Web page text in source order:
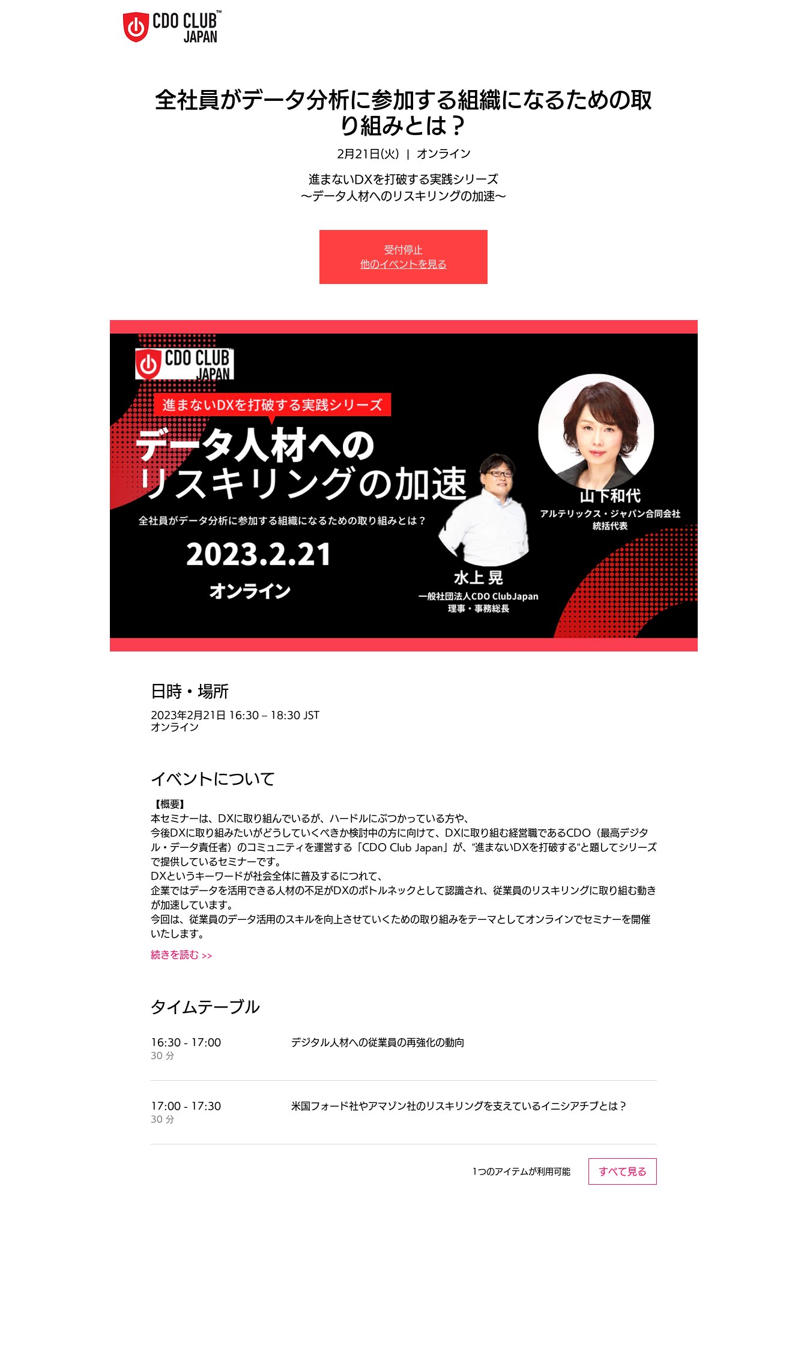
全社員がデータ分析に参加する組織になるための取
り組みとは？
2月21日(火) オンライン
進まないDXを打破する実践シリーズ
～データ人材へのリスキリングの加速～
受付停止
他のイベントを見る
日時・場所
2023年2月21日 16:30 – 18:30 JST
オンライン
イベントについて
【概要】
本セミナーは、DXに取り組んでいるが、ハードルにぶつかっている方や、
今後DXに取り組みたいがどうしていくべきか検討中の方に向けて、DXに取り組む経営職であるCDO（最高デジタ
ル・データ責任者）のコミュニティを運営する「CDO Club Japan」が、”進まないDXを打破する”と題してシリーズ
で提供しているセミナーです。
DXというキーワードが社会全体に普及するにつれて、
企業ではデータを活用できる人材の不足がDXのボトルネックとして認識され、従業員のリスキリングに取り組む動き
が加速しています。
今回は、従業員のデータ活用のスキルを向上させていくための取り組みをテーマとしてオンラインでセミナーを開催
いたします。
続きを読む >>
タイムテーブル
16:30 - 17:00
30 分
デジタル人材への従業員の再強化の動向
17:00 - 17:30
30 分
米国フォード社やアマゾン社のリスキリングを支えているイニシアチブとは？
1つのアイテムが利用可能 すべて見る